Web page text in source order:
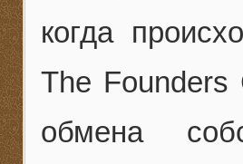
когда
The Founders
обмена